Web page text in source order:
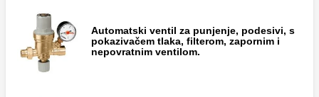
Automatski ventil za punjenje, podesivi, s
pokazivačem tlaka, filterom, zapornim i
nepovratnim ventilom.